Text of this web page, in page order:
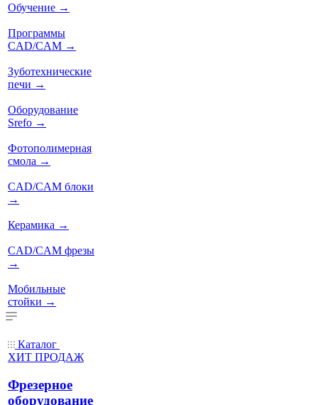
Обучение →
Программы
CAD/CAM →
Зуботехнические
печи →
Оборудование
Srefo →
Фотополимерная
смола →
CAD/CAM блоки
→
Керамика →
CAD/CAM фрезы
→
Мобильные
стойки →
Каталог
ХИТ ПРОДАЖ
Фрезерное
оборудование